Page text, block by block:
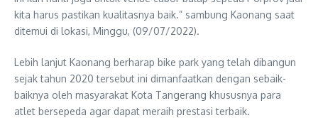
kita harus pastikan kualitasnya baik.” sambung Kaonang saat
ditemui di lokasi, Minggu, (09/07/2022).
Lebih lanjut Kaonang berharap bike park yang telah dibangun
sejak tahun 2020 tersebut ini dimanfaatkan dengan sebaik-
baiknya oleh masyarakat Kota Tangerang khususnya para
atlet bersepeda agar dapat meraih prestasi terbaik.